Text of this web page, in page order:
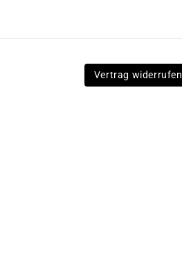
Vertrag widerrufen